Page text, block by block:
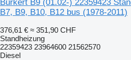
Bürkert B9 (01.02-) 22359423
B7, B9, B10, B12 bus (1978-2011)
376,61 € ≈ 351,90 CHF
Standheizung
22359423 23964600 21562570
Diesel